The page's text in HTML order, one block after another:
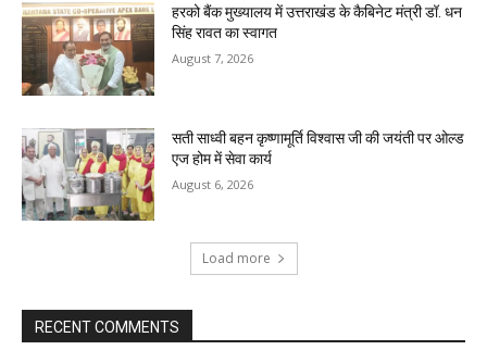
हरको बैंक मुख्यालय में उत्तराखंड के कैबिनेट मंत्री डॉ. धन
सिंह रावत का स्वागत
August 7, 2026
सती साध्वी बहन कृष्णामूर्ति विश्वास जी की जयंती पर ओल्ड
एज होम में सेवा कार्य
August 6, 2026
Load more
RECENT COMMENTS